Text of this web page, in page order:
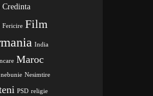
Credinta
Fericire Film
India
Maroc
nebunie Nesimtire
PSD religie